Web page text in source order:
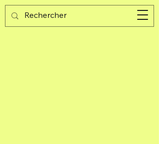
Guijad